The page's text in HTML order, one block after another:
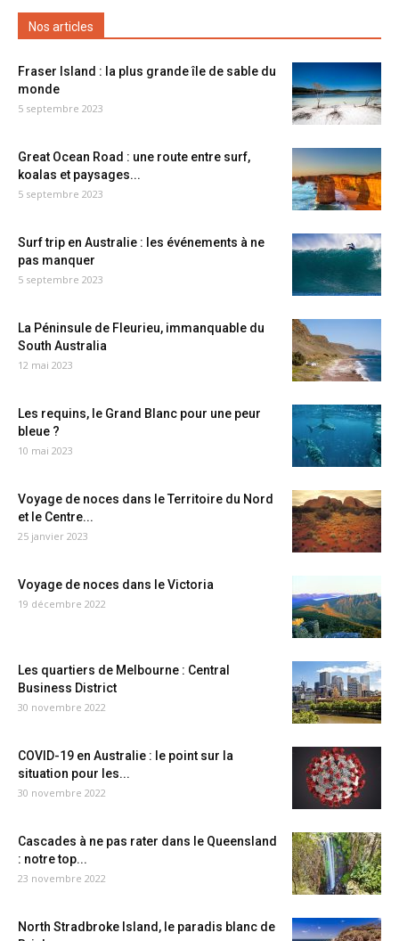
Nos articles
Fraser Island : la plus grande île de sable du
monde
5 septembre 2023
Great Ocean Road : une route entre surf,
koalas et paysages...
5 septembre 2023
Surf trip en Australie : les événements à ne
pas manquer
5 septembre 2023
La Péninsule de Fleurieu, immanquable du
South Australia
12 mai 2023
Les requins, le Grand Blanc pour une peur
bleue ?
10 mai 2023
Voyage de noces dans le Territoire du Nord
et le Centre...
25 janvier 2023
Voyage de noces dans le Victoria
19 décembre 2022
Les quartiers de Melbourne : Central
Business District
30 novembre 2022
COVID-19 en Australie : le point sur la
situation pour les...
30 novembre 2022
Cascades à ne pas rater dans le Queensland
: notre top...
23 novembre 2022
North Stradbroke Island, le paradis blanc de